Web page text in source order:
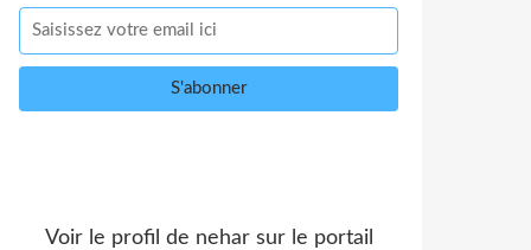
Voir le profil de neharsur le portail